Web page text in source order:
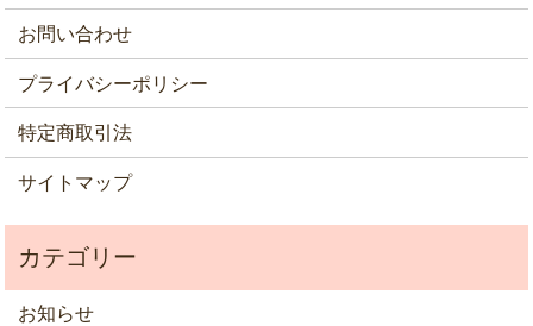
お問い合わせ
プライバシーポリシー
特定商取引法
サイトマップ
お知らせ